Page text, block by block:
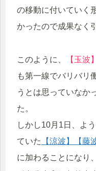
の移動に付いていく
かったので成果なく
このように、 【玉波】
も第一線でバリバリ
うとは思っていなか
た。
しかし10月1日、よう
ていた
【涼波】 【藤
に加わることになり